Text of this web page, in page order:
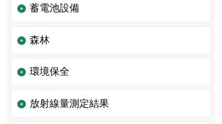
蓄電池設備
森林
環境保全
放射線量測定結果